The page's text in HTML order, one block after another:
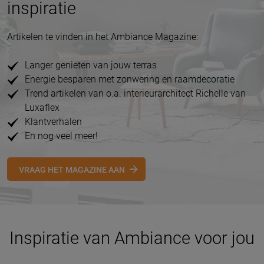
inspiratie
Artikelen te vinden in het Ambiance Magazine:
Langer genieten van jouw terras
Energie besparen met zonwering en raamdecoratie
Trend artikelen van o.a. interieurarchitect Richelle van
Luxaflex
Klantverhalen
En nog veel meer!
VRAAG HET MAGAZINE AAN
Inspiratie van Ambiance voor jou